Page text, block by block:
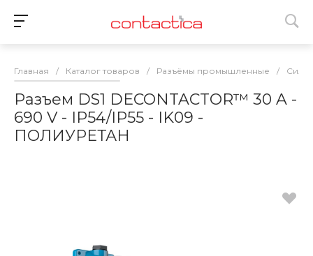
Главная / Каталог товаров / Разъёмы промышленные /
Разъем DS1 DECONTACTOR™ 30 A -
690 V - IP54/IP55 - IK09 -
ПОЛИУРЕТАН